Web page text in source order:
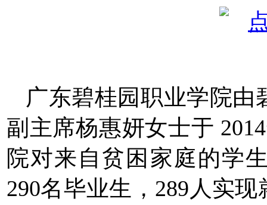
广东碧桂园职业学院
副主席杨惠妍女士于
院对来自贫困家庭的学
290名毕业生，289人实现